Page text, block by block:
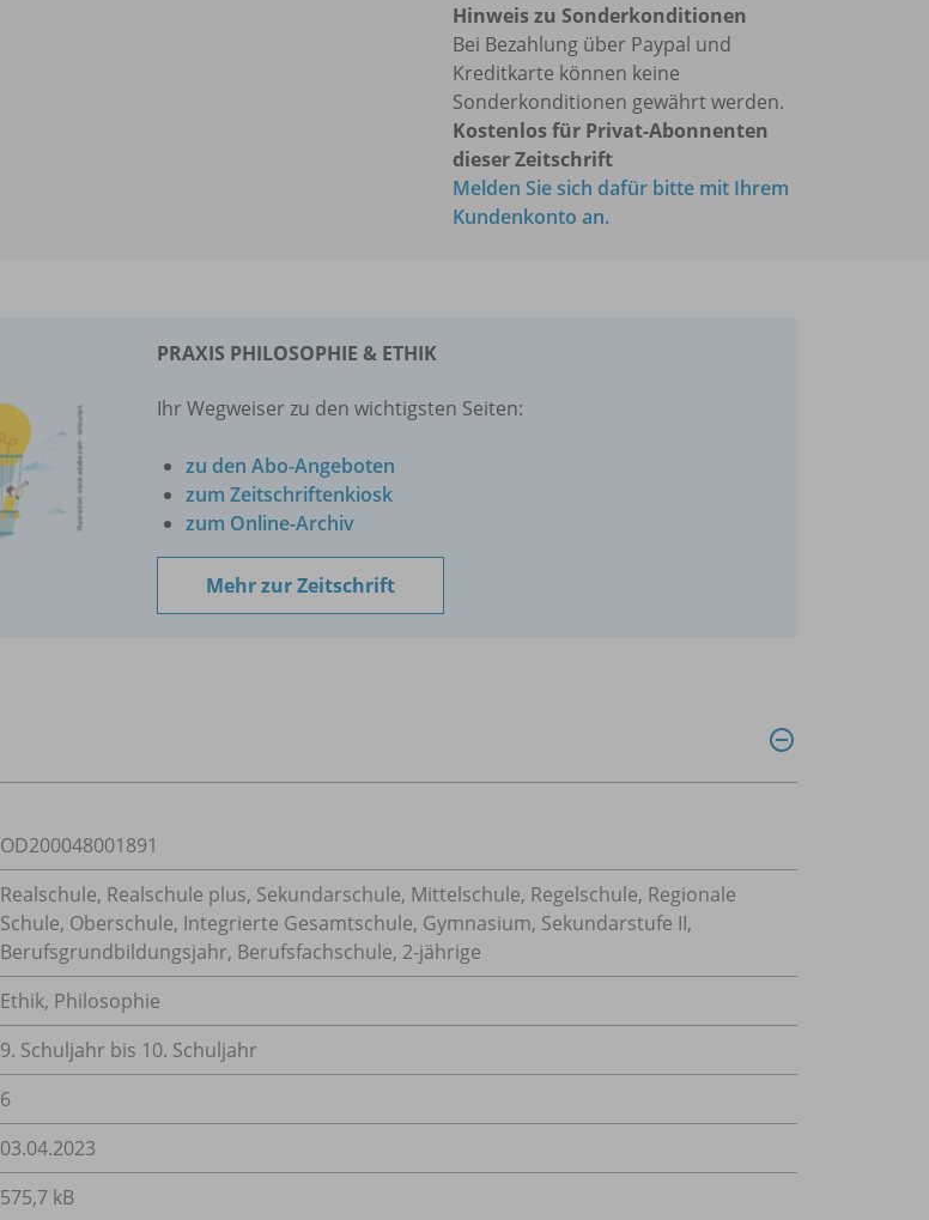
Hinweis zu Sonderkonditionen
Bei Bezahlung über Paypal und
Kreditkarte können keine
Sonderkonditionen gewährt werden.
Kostenlos für Privat-Abonnenten
dieser Zeitschrift
Melden Sie sich dafür bitte mit Ihrem
Kundenkonto an.
PRAXIS PHILOSOPHIE & ETHIK
Ihr Wegweiser zu den wichtigsten Seiten:
zu den Abo-Angeboten
zum Zeitschriftenkiosk
zum Online-Archiv
Mehr zur Zeitschrift
OD200048001891
Realschule, Realschule plus, Sekundarschule, Mittelschule, Regelschule, Regionale
Schule, Oberschule, Integrierte Gesamtschule, Gymnasium, Sekundarstufe II,
Berufsgrundbildungsjahr, Berufsfachschule, 2-jährige
Ethik, Philosophie
9. Schuljahr bis 10. Schuljahr
6
03.04.2023
575,7 kB